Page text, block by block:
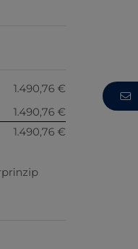
1.490,76 €
1.490,76 €
1.490,76 €